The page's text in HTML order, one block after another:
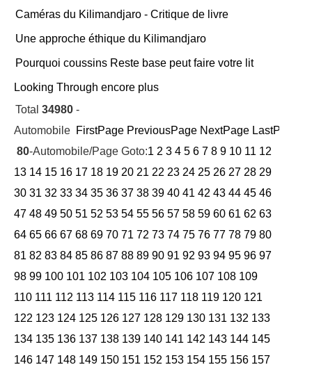
Caméras du Kilimandjaro - Critique de livre
Une approche éthique du Kilimandjaro
Pourquoi coussins Reste base peut faire votre lit
Looking Through encore plus
Total 34980 -
Automobile FirstPage PreviousPage NextPage LastPage
80-Automobile/Page Goto:1 2 3 4 5 6 7 8 9 10 11 12
13 14 15 16 17 18 19 20 21 22 23 24 25 26 27 28 29
30 31 32 33 34 35 36 37 38 39 40 41 42 43 44 45 46
47 48 49 50 51 52 53 54 55 56 57 58 59 60 61 62 63
64 65 66 67 68 69 70 71 72 73 74 75 76 77 78 79 80
81 82 83 84 85 86 87 88 89 90 91 92 93 94 95 96 97
98 99 100 101 102 103 104 105 106 107 108 109
110 111 112 113 114 115 116 117 118 119 120 121
122 123 124 125 126 127 128 129 130 131 132 133
134 135 136 137 138 139 140 141 142 143 144 145
146 147 148 149 150 151 152 153 154 155 156 157